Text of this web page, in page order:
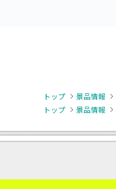
トップ 景品情報
トップ
景品情報